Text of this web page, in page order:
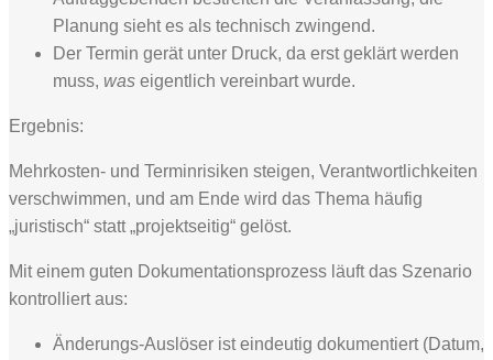
Planung sieht es als technisch zwingend.
Der Termin gerät unter Druck, da erst geklärt werden
muss, was eigentlich vereinbart wurde.
Ergebnis:
Mehrkosten- und Terminrisiken steigen, Verantwortlichkeiten
verschwimmen, und am Ende wird das Thema häufig
„juristisch“ statt „projektseitig“ gelöst.
Mit einem guten Dokumentationsprozess läuft das Szenario
kontrolliert aus:
Änderungs-Auslöser ist eindeutig dokumentiert (Datum,